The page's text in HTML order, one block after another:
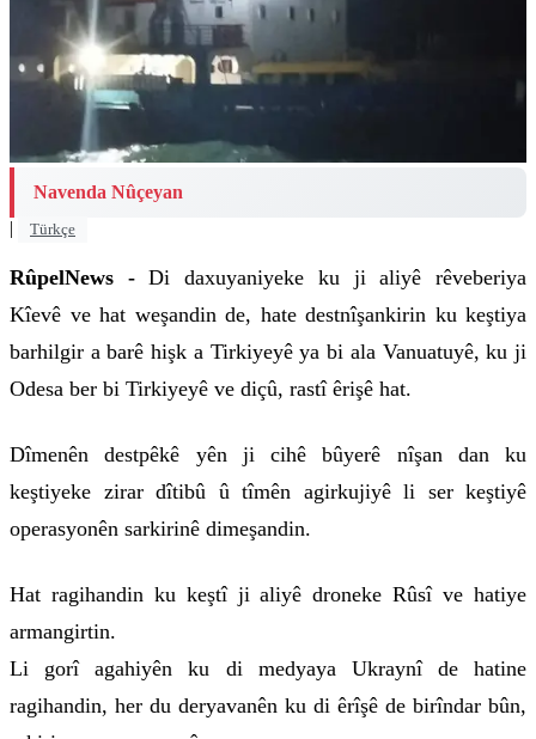
Navenda Nûçeyan
|
Türkçe
RûpelNews -Di daxuyaniyeke ku ji aliyê rêveberiya
Kîevê ve hat weşandin de, hate destnîşankirin ku keştiya
barhilgir a barê hişk a Tirkiyeyê ya bi ala Vanuatuyê, ku ji
Odesa ber bi Tirkiyeyê ve diçû, rastî êrişê hat.
Dîmenên destpêkê yên ji cihê bûyerê nîşan dan ku
keştiyeke zirar dîtibû û tîmên agirkujiyê li ser keştiyê
operasyonên sarkirinê dimeşandin.
Hat ragihandin ku keştî ji aliyê droneke Rûsî ve hatiye
armangirtin.
Li gorî agahiyên ku di medyaya Ukraynî de hatine
ragihandin, her du deryavanên ku di êrîşê de birîndar bûn,